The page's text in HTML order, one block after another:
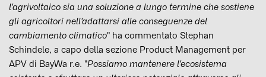
l'agrivoltaico sia una soluzione a lungo termine che sostiene
gli agricoltori nell'adattarsi alle conseguenze del
cambiamento climatico" ha commentato Stephan
Schindele, a capo della sezione Product Management per
APV di BayWa r.e. "Possiamo mantenere l'ecosistema